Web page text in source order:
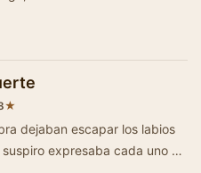
★
dejaban escapar los labios
expresaba cada uno de